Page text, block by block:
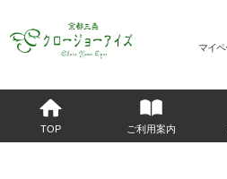
マイ
TOP ご利用案内